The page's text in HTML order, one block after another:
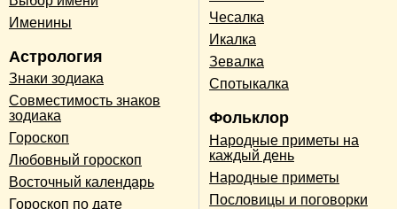
Именины
Астрология
Знаки зодиака
Совместимость знаков
зодиака
Гороскоп
Любовный гороскоп
Восточный календарь
Гороскоп по дате
Чесалка
Икалка
Зевалка
Спотыкалка
Фольклор
Народные приметы на
каждый день
Народные приметы
Пословицы и поговорки